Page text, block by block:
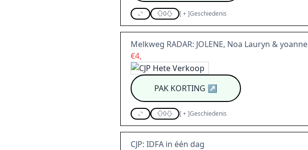
0 [+]Geschiedenis
Melkweg RADAR: JOLENE, Noa Lauryn & yoanne
€4,
PAK KORTING ↗
0 [+]Geschiedenis
CJP: IDFA in één dag